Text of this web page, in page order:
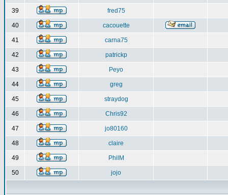
39 fred75
40 cacouette
41 carna75
42 patrickp
43 Peyo
44 greg
45 straydog
46 Chris92
47 jo80160
48 claire
49 PhilM
50 jojo